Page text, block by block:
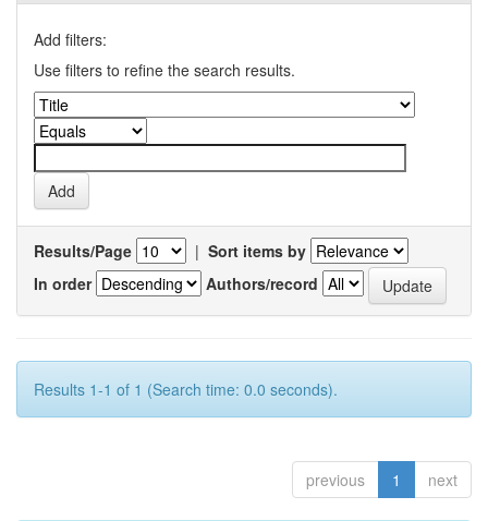
Add filters:
Use filters to refine the search results.
Results/Page | Sort items by
In order
Authors/record
Results 1-1 of 1 (Search time: 0.0 seconds).
previous 1 next